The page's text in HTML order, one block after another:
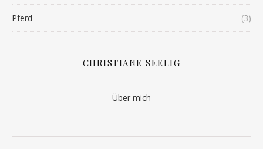
Pferd (3)
CHRISTIANE SEELIG
Über mich